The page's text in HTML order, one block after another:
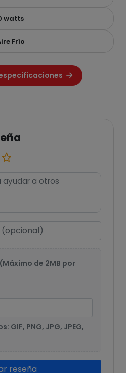
watts
Frío
(Máximo de 2MB por
PNG, JPG, JPEG,
reseña